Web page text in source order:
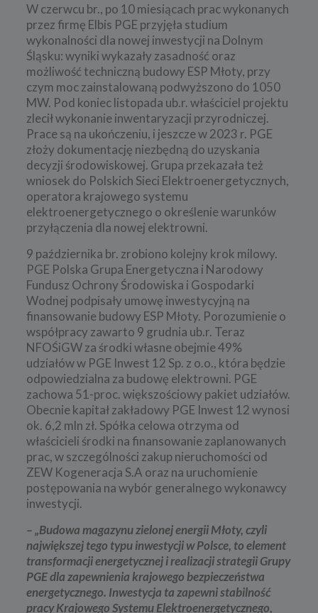
W czerwcu br., po 10 miesiącach prac wykonanych
przez firmę Elbis PGE przyjęła studium
wykonalności dla nowej inwestycji na Dolnym
Śląsku: wyniki wykazały zasadność oraz
możliwość techniczną budowy ESP Młoty, przy
czym moc zainstalowaną podwyższono do 1050
MW. Pod koniec listopada ub.r. właściciel projektu
zlecił wykonanie inwentaryzacji przyrodniczej.
Prace są na ukończeniu, i jeszcze w 2023 r. PGE
złoży dokumentację niezbędną do uzyskania
decyzji środowiskowej. Grupa przekazała też
wniosek do Polskich Sieci Elektroenergetycznych,
operatora krajowego systemu
elektroenergetycznego o określenie warunków
przyłączenia dla nowej elektrowni.
9 października br. zrobiono kolejny krok milowy.
PGE Polska Grupa Energetyczna i Narodowy
Fundusz Ochrony Środowiska i Gospodarki
Wodnej podpisały umowę inwestycyjną na
finansowanie budowy ESP Młoty. Porozumienie o
współpracy zawarto 9 grudnia ub.r. Teraz
NFOŚiGW za środki własne obejmie 49%
udziałów w PGE Inwest 12 Sp. z o.o., która będzie
odpowiedzialna za budowę elektrowni. PGE
zachowa 51-proc. większościowy pakiet udziałów.
Obecnie kapitał zakładowy PGE Inwest 12 wynosi
ok. 6,2 mln zł. Spółka celowa otrzyma od
właścicieli środki na finansowanie zaplanowanych
prac, w szczególności zakup nieruchomości od
ZEW Kogeneracja S.A oraz na uruchomienie
postępowania na wybór generalnego wykonawcy
inwestycji.
– „Budowa magazynu zielonej energii Młoty, czyli
największej tego typu inwestycji w Polsce, to element
transformacji energetycznej i realizacji strategii Grupy
PGE dla zapewnienia krajowego bezpieczeństwa
energetycznego. Inwestycja ta zapewni stabilność
pracy Krajowego Systemu Elektroenergetycznego,